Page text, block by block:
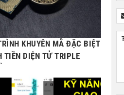
KHUYÊN MẴ ĐẶC BIỆT
TIỀN DIỆN TỬ TRIPLE